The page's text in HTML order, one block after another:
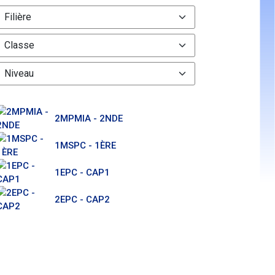
2MPMIA - 2NDE
1MSPC - 1ÈRE
1EPC - CAP1
2EPC - CAP2